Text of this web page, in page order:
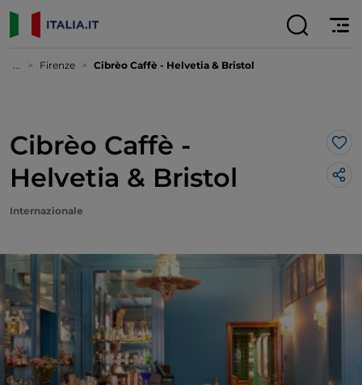
... Firenze Cibrèo Caffè - Helvetia & Bristol
Cibrèo Caffè -
Helvetia & Bristol
Internazionale